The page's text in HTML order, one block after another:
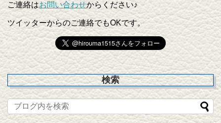
ご連絡はお問い合わせからください♪
ツイッターからのご連絡でもOKです。
検索